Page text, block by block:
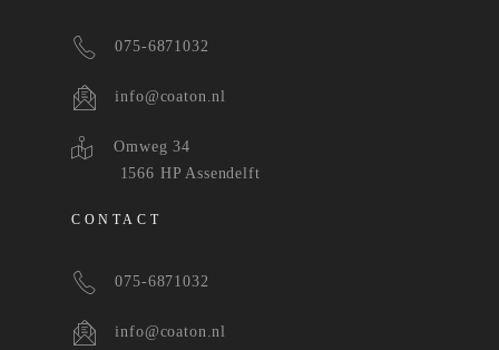
075-6871032
info@coaton.nl
Omweg 34
1566 HP Assendelft
CONTACT
075-6871032
info@coaton.nl